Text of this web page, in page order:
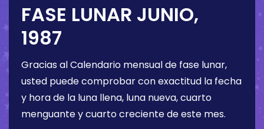
FASE LUNAR JUNIO,
1987
Gracias al Calendario mensual de fase lunar,
usted puede comprobar con exactitud la fecha
y hora de la luna llena, luna nueva, cuarto
menguante y cuarto creciente de este mes.